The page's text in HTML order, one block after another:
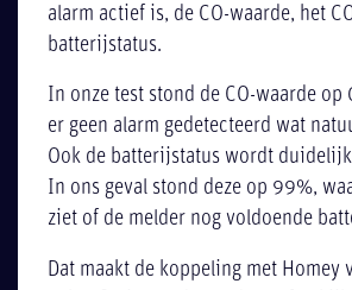
alarm actief is, de CO-waarde, het
batterijstatus.
In onze test stond de CO-waarde op
er geen alarm gedetecteerd wat
Ook de batterijstatus wordt duidelijk
In ons geval stond deze op 99%,
ziet of de melder nog voldoende
Dat maakt de koppeling met Homey